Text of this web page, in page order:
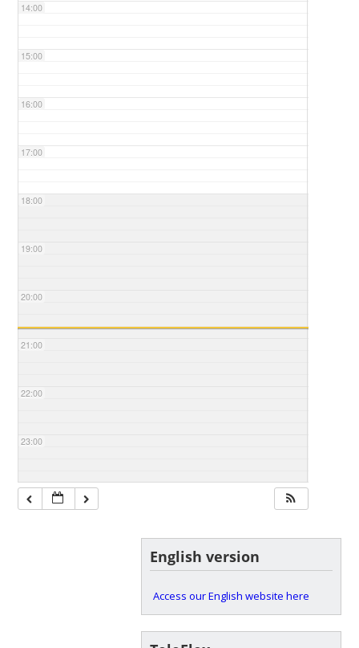
14:00
15:00
16:00
17:00
18:00
19:00
20:00
21:00
22:00
23:00
English version
Access our English website here